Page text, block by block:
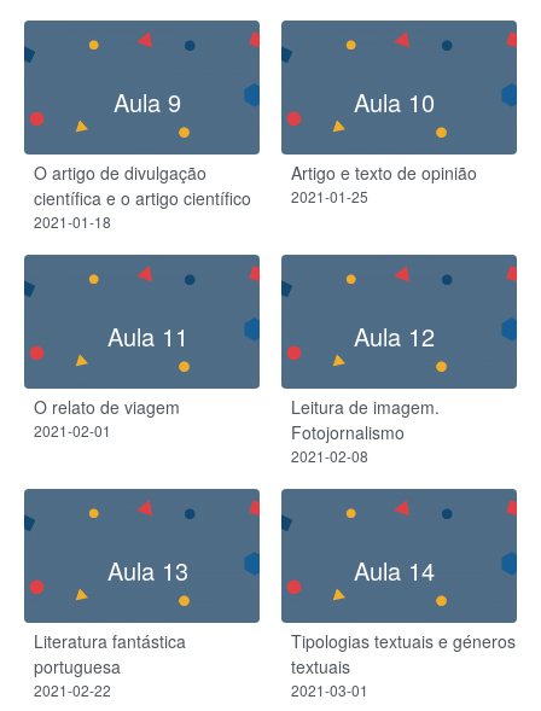
Aula 9
O artigo de divulgação
científica e o artigo científico
2021-01-18
Aula 10
Artigo e texto de opinião
2021-01-25
Aula 11
O relato de viagem
2021-02-01
Aula 12
Leitura de imagem.
Fotojornalismo
2021-02-08
Aula 13
Literatura fantástica
portuguesa
2021-02-22
Aula 14
Tipologias textuais e géneros
textuais
2021-03-01